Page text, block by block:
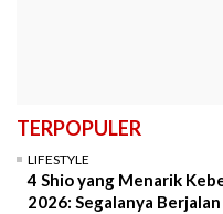
TERPOPULER
LIFESTYLE
4 Shio yang Menarik
2026: Segalanya